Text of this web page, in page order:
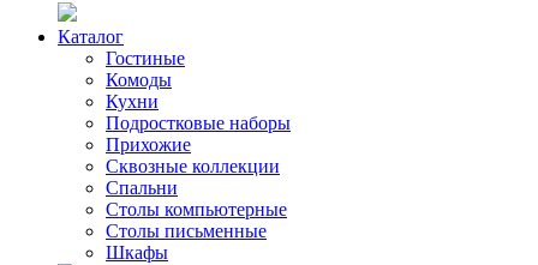
Каталог
Гостиные
Комоды
Кухни
Подростковые наборы
Прихожие
Сквозные коллекции
Спальни
Столы компьютерные
Столы письменные
Шкафы